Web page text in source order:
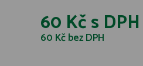
60 Kčs DPH
60 Kčbez DPH